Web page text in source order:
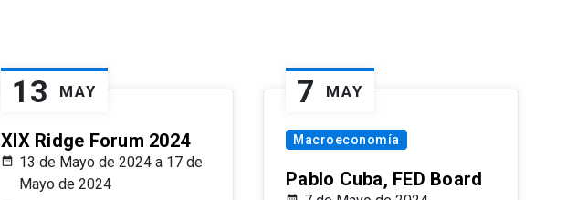
13 MAY
XIX Ridge Forum 2024
13 de Mayo de 2024 a 17 de
Mayo de 2024
7 MAY
Macroeconomía
Pablo Cuba, FED Board